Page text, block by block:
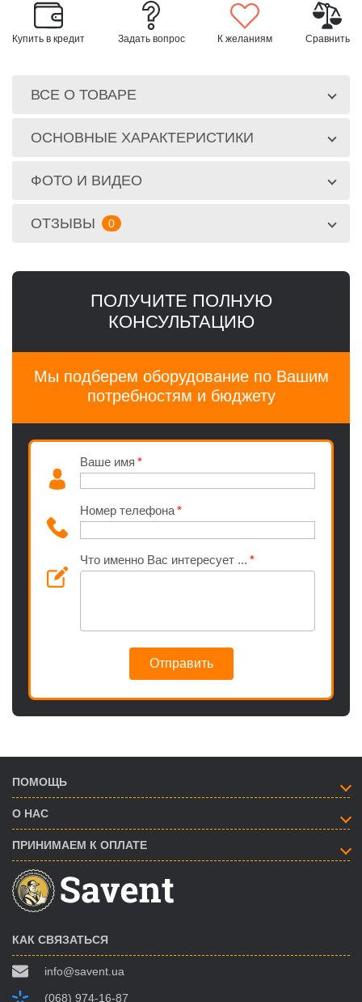
Купить в кредит Задать вопрос К желаниям Сравнить
ВСЕ О ТОВАРЕ
ОСНОВНЫЕ ХАРАКТЕРИСТИКИ
ФОТО И ВИДЕО
ОТЗЫВЫ 0
ПОЛУЧИТЕ ПОЛНУЮ
КОНСУЛЬТАЦИЮ
Мы подберем оборудование по Вашим
потребностям и бюджету
Ваше имя
Номер телефона
Что именно Вас интересует ...
Отправить
ПОМОЩЬ
О НАС
ПРИНИМАЕМ К ОПЛАТЕ
КАК СВЯЗАТЬСЯ
info@savent.ua
(068) 974-16-87